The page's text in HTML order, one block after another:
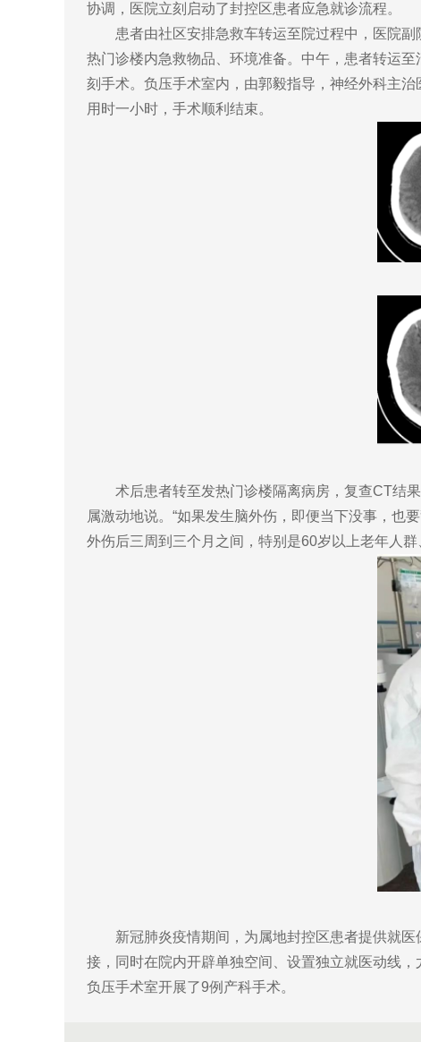
协调，医院立刻启动了封控区患者应急就诊流程。
患者由社区安排急救车转运至院过程中，医院副
热门诊楼内急救物品、环境准备。中午，患者转运
刻手术。负压手术室内，由郭毅指导，神经外科主
用时一小时，手术顺利结束。
术后患者转至发热门诊楼隔离病房，复查CT结果
属激动地说。“如果发生脑外伤，即便当下没事，也
外伤后三周到三个月之间，特别是60岁以上老年人
新冠肺炎疫情期间，为属地封控区患者提供就医
接，同时在院内开辟单独空间、设置独立就医动线
负压手术室开展了9例产科手术。